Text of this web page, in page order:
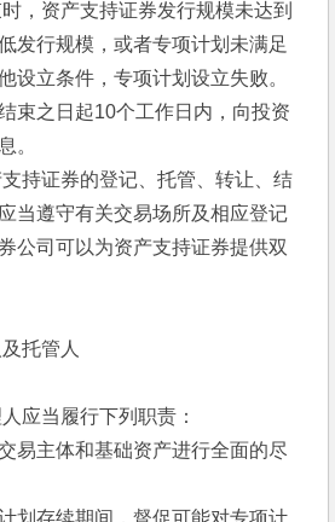
，资产支持证券发行规模未达到
发行规模，或者专项计划未满足
设立条件，专项计划设立失败。
束之日起10个工作日内，向投资
。
证券的登记、托管、转让、结
当遵守有关交易场所及相应登记
公司可以为资产支持证券提供双
托管人
当履行下列职责：
体和基础资产进行全面的尽
续期间，督促可能对专项计